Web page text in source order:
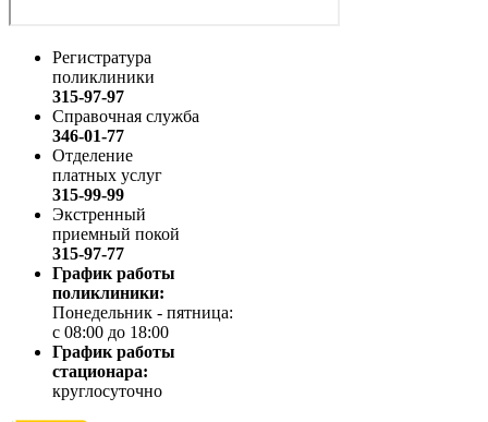
Регистратура
поликлиники
315-97-97
Справочная служба
346-01-77
Отделение
платных услуг
315-99-99
Экстренный
приемный покой
315-97-77
График работы
поликлиники:
Понедельник - пятница:
с 08:00 до 18:00
График работы
стационара:
круглосуточно